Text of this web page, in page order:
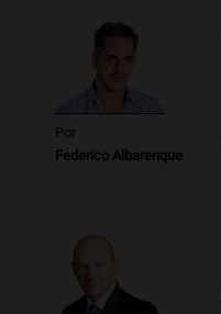
Por
Federico Albarenque